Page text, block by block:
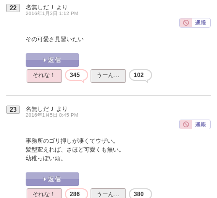
22 名無しだＪ より
2016年1月3日 1:12 PM
その可愛さ見習いたい
それな！ 345 うーん… 102
23 名無しだＪ より
2016年1月5日 8:45 PM
事務所のゴリ押しが凄くてウザい。
髪型変えれば、さほど可愛くも無い。
幼稚っぽい頭。
それな！ 286 うーん… 380